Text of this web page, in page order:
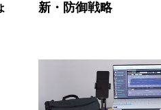
新・防御戦略